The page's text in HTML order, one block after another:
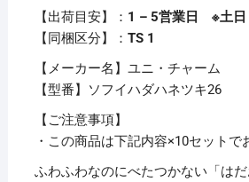
羽
つ
パ
ッ
ク
【出荷目安】： 1 – 5営業日 ※土日
【同梱区分】： TS 1
【メーカー名】ユニ・チャーム
【型番】ソフイハダハネツキ26
【ご注意事項】
・この商品は下記内容×10セットで
ふわふわなのにべたつかない「は